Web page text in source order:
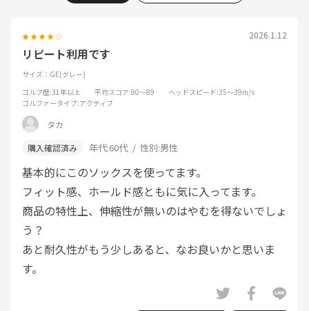
2026.1.12
リピート利用です
サイズ：GE(グレー)
ゴルフ歴:31年以上 平均スコア:80～89 ヘッドスピード:35～39m/s
ゴルファータイプ:アクティブ
タカ
年代:60代 性別:男性
基本的にこのソックスを使ってます。
フィット感、ホールド感ともに気に入ってます。
商品の特性上、伸縮性が無いのはやむを得ないでしょ
う？
あと耐久性がもう少しあると、なお良いかと思いま
す。